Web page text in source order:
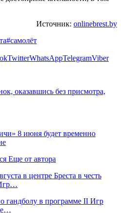
Источник: onlinebrest.by
#самолёт
TwitterWhatsAppTelegramViber
оказавшись без присмотра,
8 июня будет временно
Еще от автора
в центре Бреста в честь
гандболу в программе II Игр